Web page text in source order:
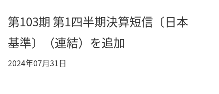
第103期 第1四半期決算短信〔日本
基準〕（連結）を追加
2024年07月31日